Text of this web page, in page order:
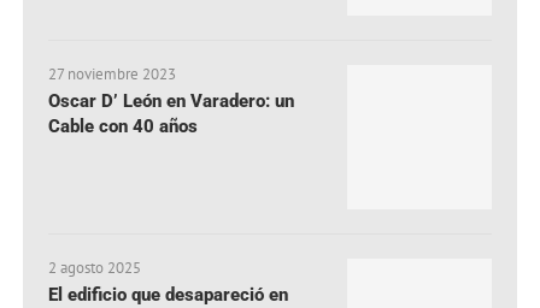
27 noviembre 2023
Oscar D’ León en Varadero: un
Cable con 40 años
2 agosto 2025
El edificio que desapareció en